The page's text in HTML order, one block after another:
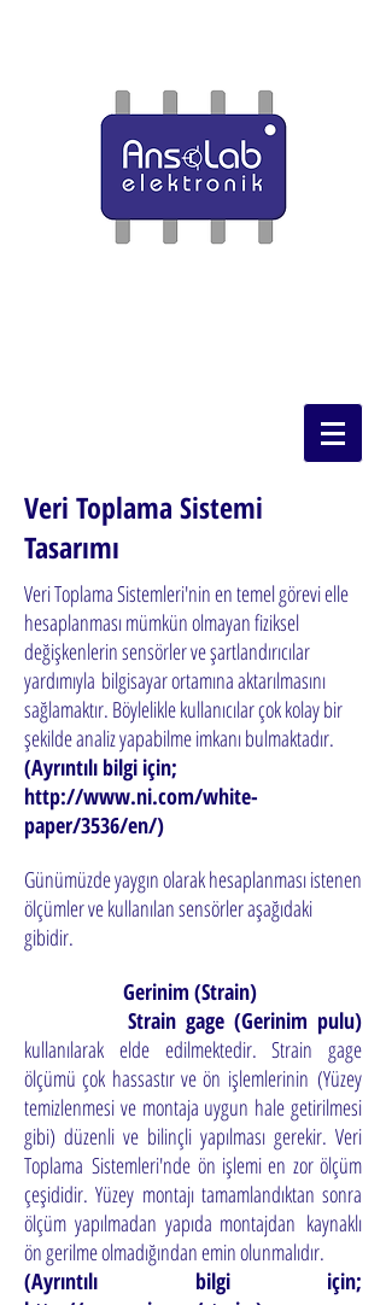
Veri Toplama Sistemi
Tasarımı
Veri Toplama Sistemleri'nin en temel görevi elle
hesaplanması mümkün olmayan fiziksel
değişkenlerin sensörler ve şartlandırıcılar
yardımıyla bilgisayar ortamına aktarılmasını
sağlamaktır. Böylelikle kullanıcılar çok kolay bir
şekilde analiz yapabilme imkanı bulmaktadır.
(Ayrıntılı bilgi için;
http://www.ni.com/white-
paper/3536/en/)
Günümüzde yaygın olarak hesaplanması istenen
ölçümler ve kullanılan sensörler aşağıdaki
gibidir.
Gerinim (Strain)
Strain gage (Gerinim pulu)
kullanılarak elde edilmektedir. Strain gage
ölçümü çok hassastır ve ön işlemlerinin (Yüzey
temizlenmesi ve montaja uygun hale getirilmesi
gibi) düzenli ve bilinçli yapılması gerekir. Veri
ToplamaSistemleri'nde ön işlemi en zor ölçüm
çeşididir. Yüzey montajı tamamlandıktan sonra
ölçüm yapılmadan yapıda montajdan kaynaklı
ön gerilme olmadığından emin olunmalıdır.
(Ayrıntılı bilgi için;